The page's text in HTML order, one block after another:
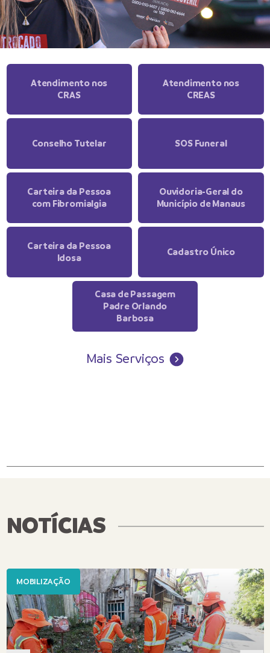
Atendimento nos
CRAS
Atendimento nos
CREAS
Conselho Tutelar SOS Funeral
Carteira da Pessoa
com Fibromialgia
Ouvidoria-Geral do
Município de Manaus
Carteira da Pessoa
Idosa
Cadastro Único
Casa de Passagem
Padre Orlando
Barbosa
Mais Serviços
NOTÍCIAS
MOBILIZAÇÃO